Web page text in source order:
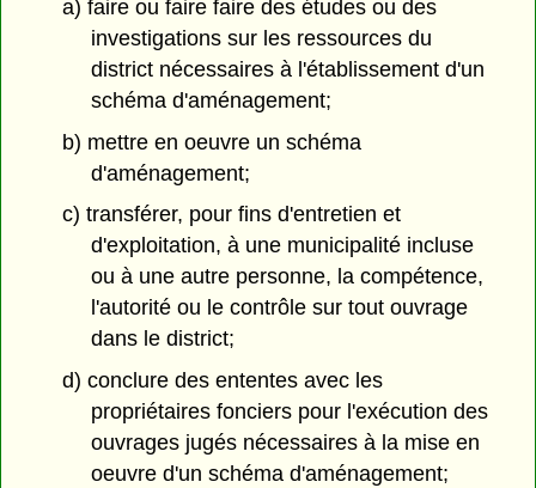
a) faire ou faire faire des études ou des
investigations sur les ressources du
district nécessaires à l'établissement d'un
schéma d'aménagement;
b) mettre en oeuvre un schéma
d'aménagement;
c) transférer, pour fins d'entretien et
d'exploitation, à une municipalité incluse
ou à une autre personne, la compétence,
l'autorité ou le contrôle sur tout ouvrage
dans le district;
d) conclure des ententes avec les
propriétaires fonciers pour l'exécution des
ouvrages jugés nécessaires à la mise en
oeuvre d'un schéma d'aménagement;